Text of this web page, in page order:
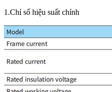
1.Chỉ số hiệu suất chính